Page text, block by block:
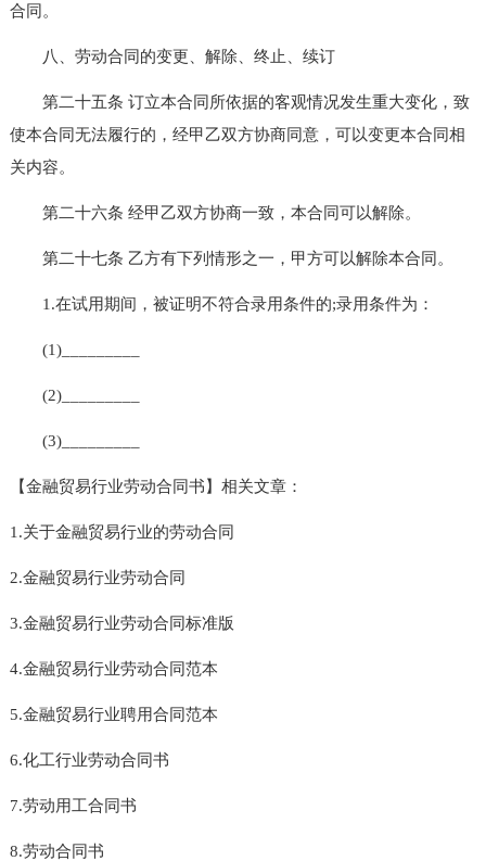
合同。
八、劳动合同的变更、解除、终止、续订
第二十五条 订立本合同所依据的客观情况发生重大变化，致
使本合同无法履行的，经甲乙双方协商同意，可以变更本合同相
关内容。
第二十六条 经甲乙双方协商一致，本合同可以解除。
第二十七条 乙方有下列情形之一，甲方可以解除本合同。
1.在试用期间，被证明不符合录用条件的;录用条件为：
(1)_________
(2)_________
(3)_________
【金融贸易行业劳动合同书】相关文章：
1.关于金融贸易行业的劳动合同
2.金融贸易行业劳动合同
3.金融贸易行业劳动合同标准版
4.金融贸易行业劳动合同范本
5.金融贸易行业聘用合同范本
6.化工行业劳动合同书
7.劳动用工合同书
8.劳动合同书